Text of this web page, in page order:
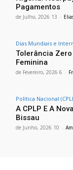
Pagamentos
-
13 de Julho, 2026
Dias Mundiais e
Tolerância
Feminina
-
6 de Fevereiro, 2026
Política Nacional
A CPLP E A
Bissau
-
10 de Junho, 2026